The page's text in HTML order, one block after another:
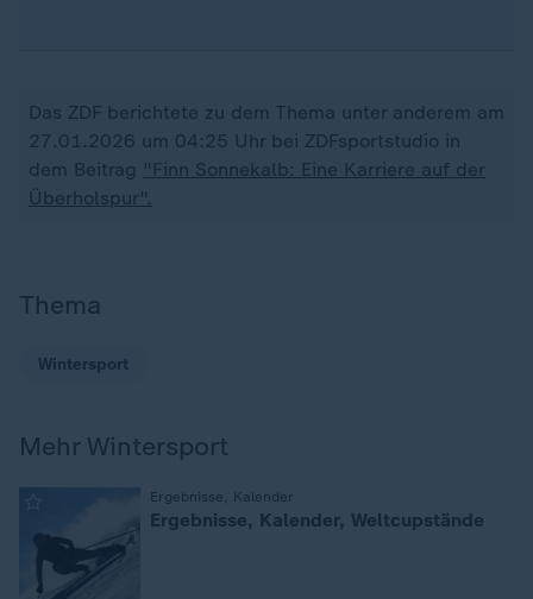
Das ZDF berichtete zu dem Thema unter anderem am
27.01.2026 um 04:25 Uhr bei ZDFsportstudio in
dem Beitrag "Finn Sonnekalb: Eine Karriere auf der
Überholspur".
Thema
Wintersport
Mehr Wintersport
Ergebnisse, Kalender
Ergebnisse, Kalender, Weltcupstände